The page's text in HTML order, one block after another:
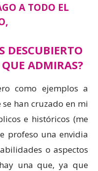
A TODO EL
DESCUBIERTO
ADMIRAS?
como ejemplos a
han cruzado en mi
e históricos (me
profeso una envidia
o aspectos
una que, ya que